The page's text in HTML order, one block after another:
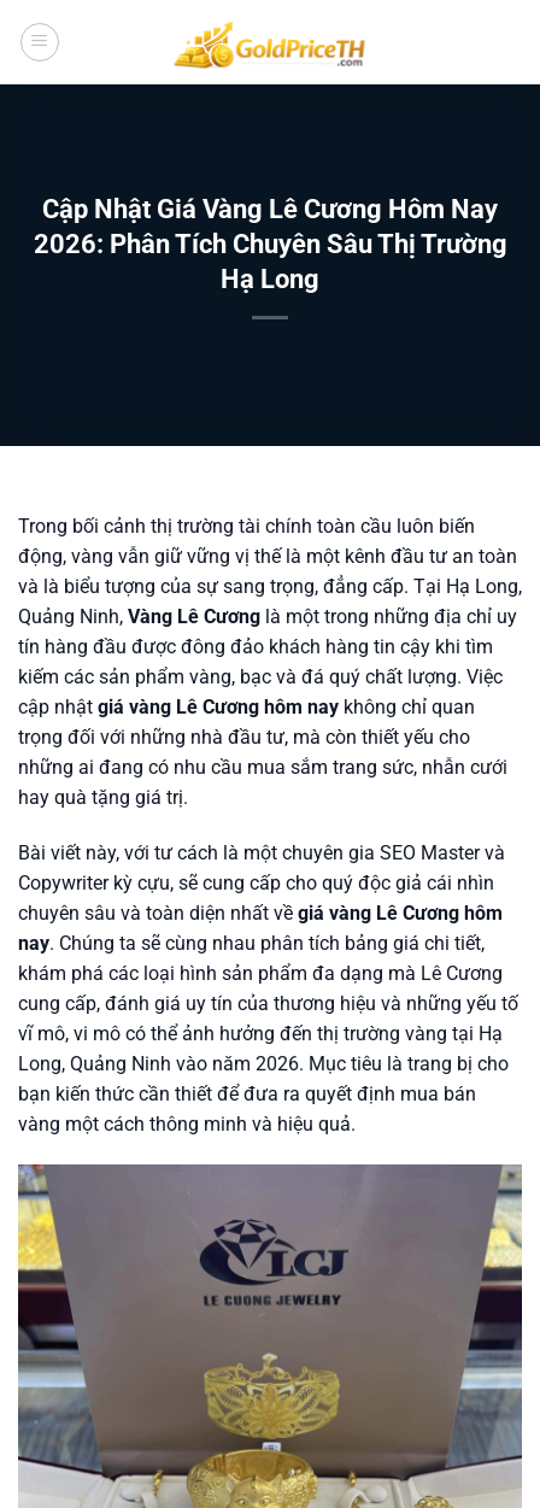
qua
Cập Nhật Giá Vàng Lê Cương Hôm Nay
2026: Phân Tích Chuyên Sâu Thị Trường
Hạ Long
Trong bối cảnh thị trường tài chính toàn cầu luôn biến
động, vàng vẫn giữ vững vị thế là một kênh đầu tư an toàn
và là biểu tượng của sự sang trọng, đẳng cấp. Tại Hạ Long,
Quảng Ninh, Vàng Lê Cương là một trong những địa chỉ uy
tín hàng đầu được đông đảo khách hàng tin cậy khi tìm
kiếm các sản phẩm vàng, bạc và đá quý chất lượng. Việc
cập nhật giá vàng Lê Cương hôm nay không chỉ quan
trọng đối với những nhà đầu tư, mà còn thiết yếu cho
những ai đang có nhu cầu mua sắm trang sức, nhẫn cưới
hay quà tặng giá trị.
Bài viết này, với tư cách là một chuyên gia SEO Master và
Copywriter kỳ cựu, sẽ cung cấp cho quý độc giả cái nhìn
chuyên sâu và toàn diện nhất về giá vàng Lê Cương hôm
nay. Chúng ta sẽ cùng nhau phân tích bảng giá chi tiết,
khám phá các loại hình sản phẩm đa dạng mà Lê Cương
cung cấp, đánh giá uy tín của thương hiệu và những yếu tố
vĩ mô, vi mô có thể ảnh hưởng đến thị trường vàng tại Hạ
Long, Quảng Ninh vào năm 2026. Mục tiêu là trang bị cho
bạn kiến thức cần thiết để đưa ra quyết định mua bán
vàng một cách thông minh và hiệu quả.